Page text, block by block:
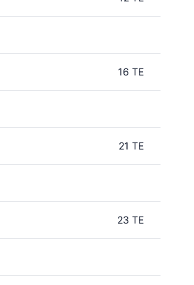
16 TE
21 TE
23 TE